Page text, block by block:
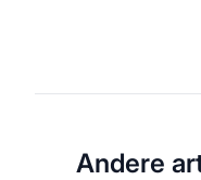
Andere